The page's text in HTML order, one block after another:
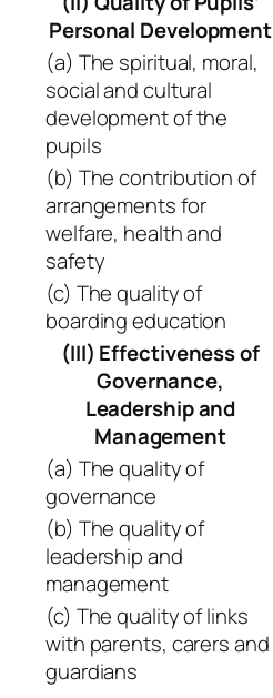
Personal Development
(a) The spiritual, moral,
social and cultural
development of the
pupils
(b) The contribution of
arrangements for
welfare, health and
safety
(c) The quality of
boarding education
(III) Effectiveness of
Governance,
Leadership and
Management
(a) The quality of
governance
(b) The quality of
leadership and
management
(c) The quality of links
with parents, carers and
guardians